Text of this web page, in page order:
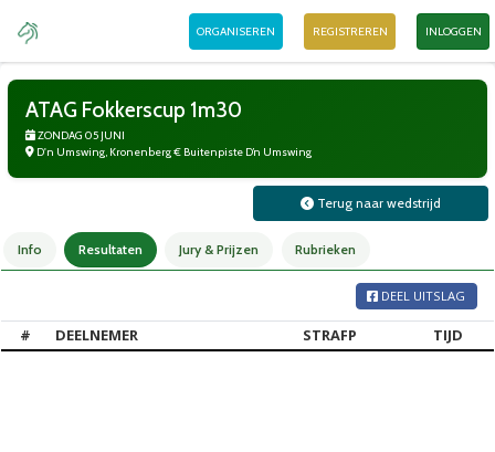
ORGANISEREN REGISTREREN INLOGGEN
ATAG Fokkerscup 1m30
ZONDAG 05 JUNI
D'n Umswing, Kronenberg € Buitenpiste D’n Umswing
Terug naar wedstrijd
Info Resultaten Jury & Prijzen Rubrieken
DEEL UITSLAG
# DEELNEMER STRAFP TIJD